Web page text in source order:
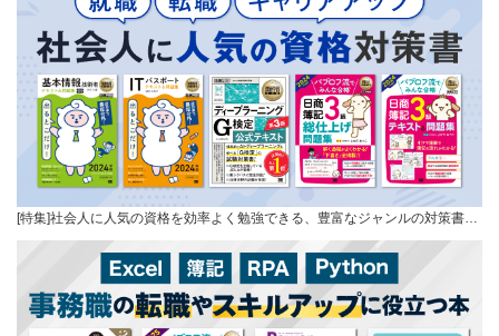
[特集]社会人に人気の資格を効率よく勉強できる、豊富なジャンルの対策書…